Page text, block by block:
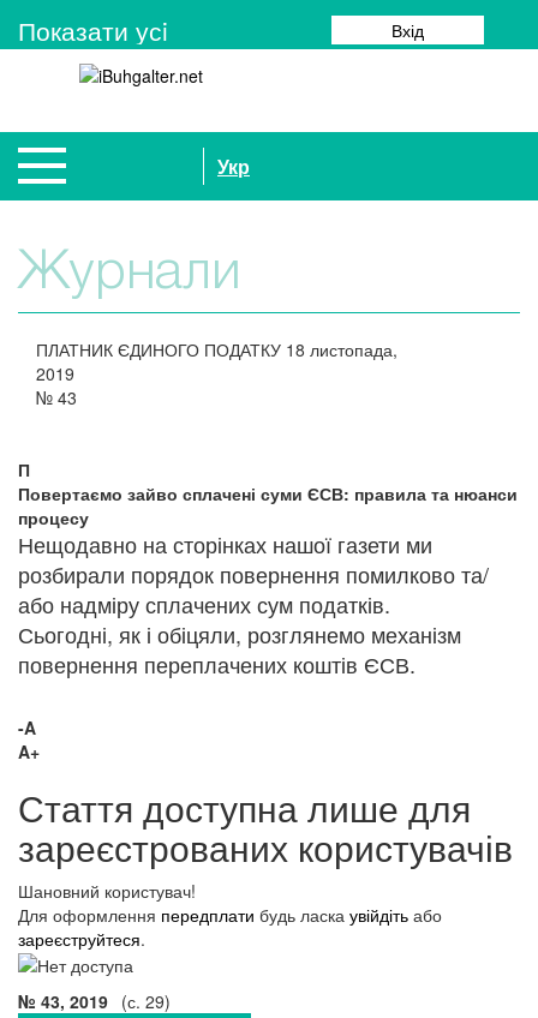
Показати усi Вхід
Укр
Журнали
ПЛАТНИК ЄДИНОГО ПОДАТКУ 18 листопада,
2019
№ 43
П
Повертаємо зайво сплачені суми ЄСВ: правила та нюанси
процесу
Нещодавно на сторінках нашої газети ми
розбирали порядок повернення помилково та/
або надміру сплачених сум податків.
Сьогодні, як і обіцяли, розглянемо механізм
повернення переплачених коштів ЄСВ.
-A
A+
Стаття доступна лише для
зареєстрованих користувачів
Шановний користувач!
Для оформлення передплати будь ласка увійдіть або
зареєструйтеся.
№ 43, 2019 (с. 29)